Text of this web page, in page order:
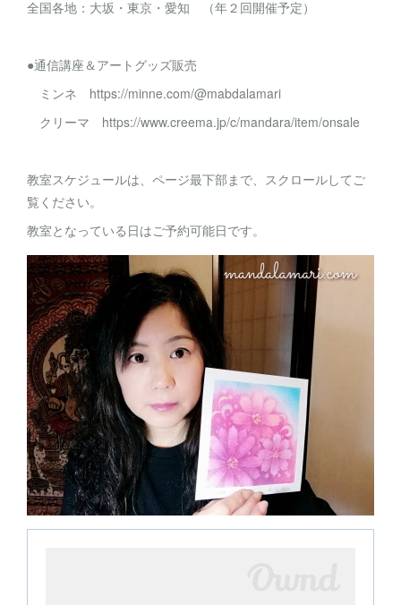
全国各地：大坂・東京・愛知 （年２回開催予定）
●通信講座＆アートグッズ販売
ミンネ https://minne.com/@mabdalamari
クリーマ https://www.creema.jp/c/mandara/item/onsale
教室スケジュールは、ページ最下部まで、スクロールしてご
覧ください。
教室となっている日はご予約可能日です。